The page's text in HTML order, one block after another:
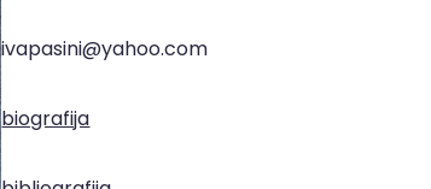
ivapasini@yahoo.com
biografija